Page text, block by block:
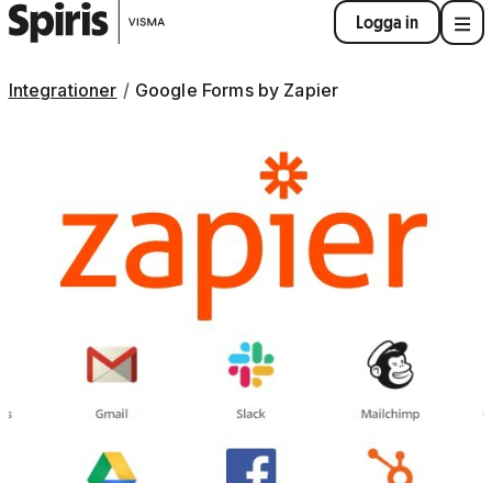
Logga in
Integrationer Google Forms by Zapier